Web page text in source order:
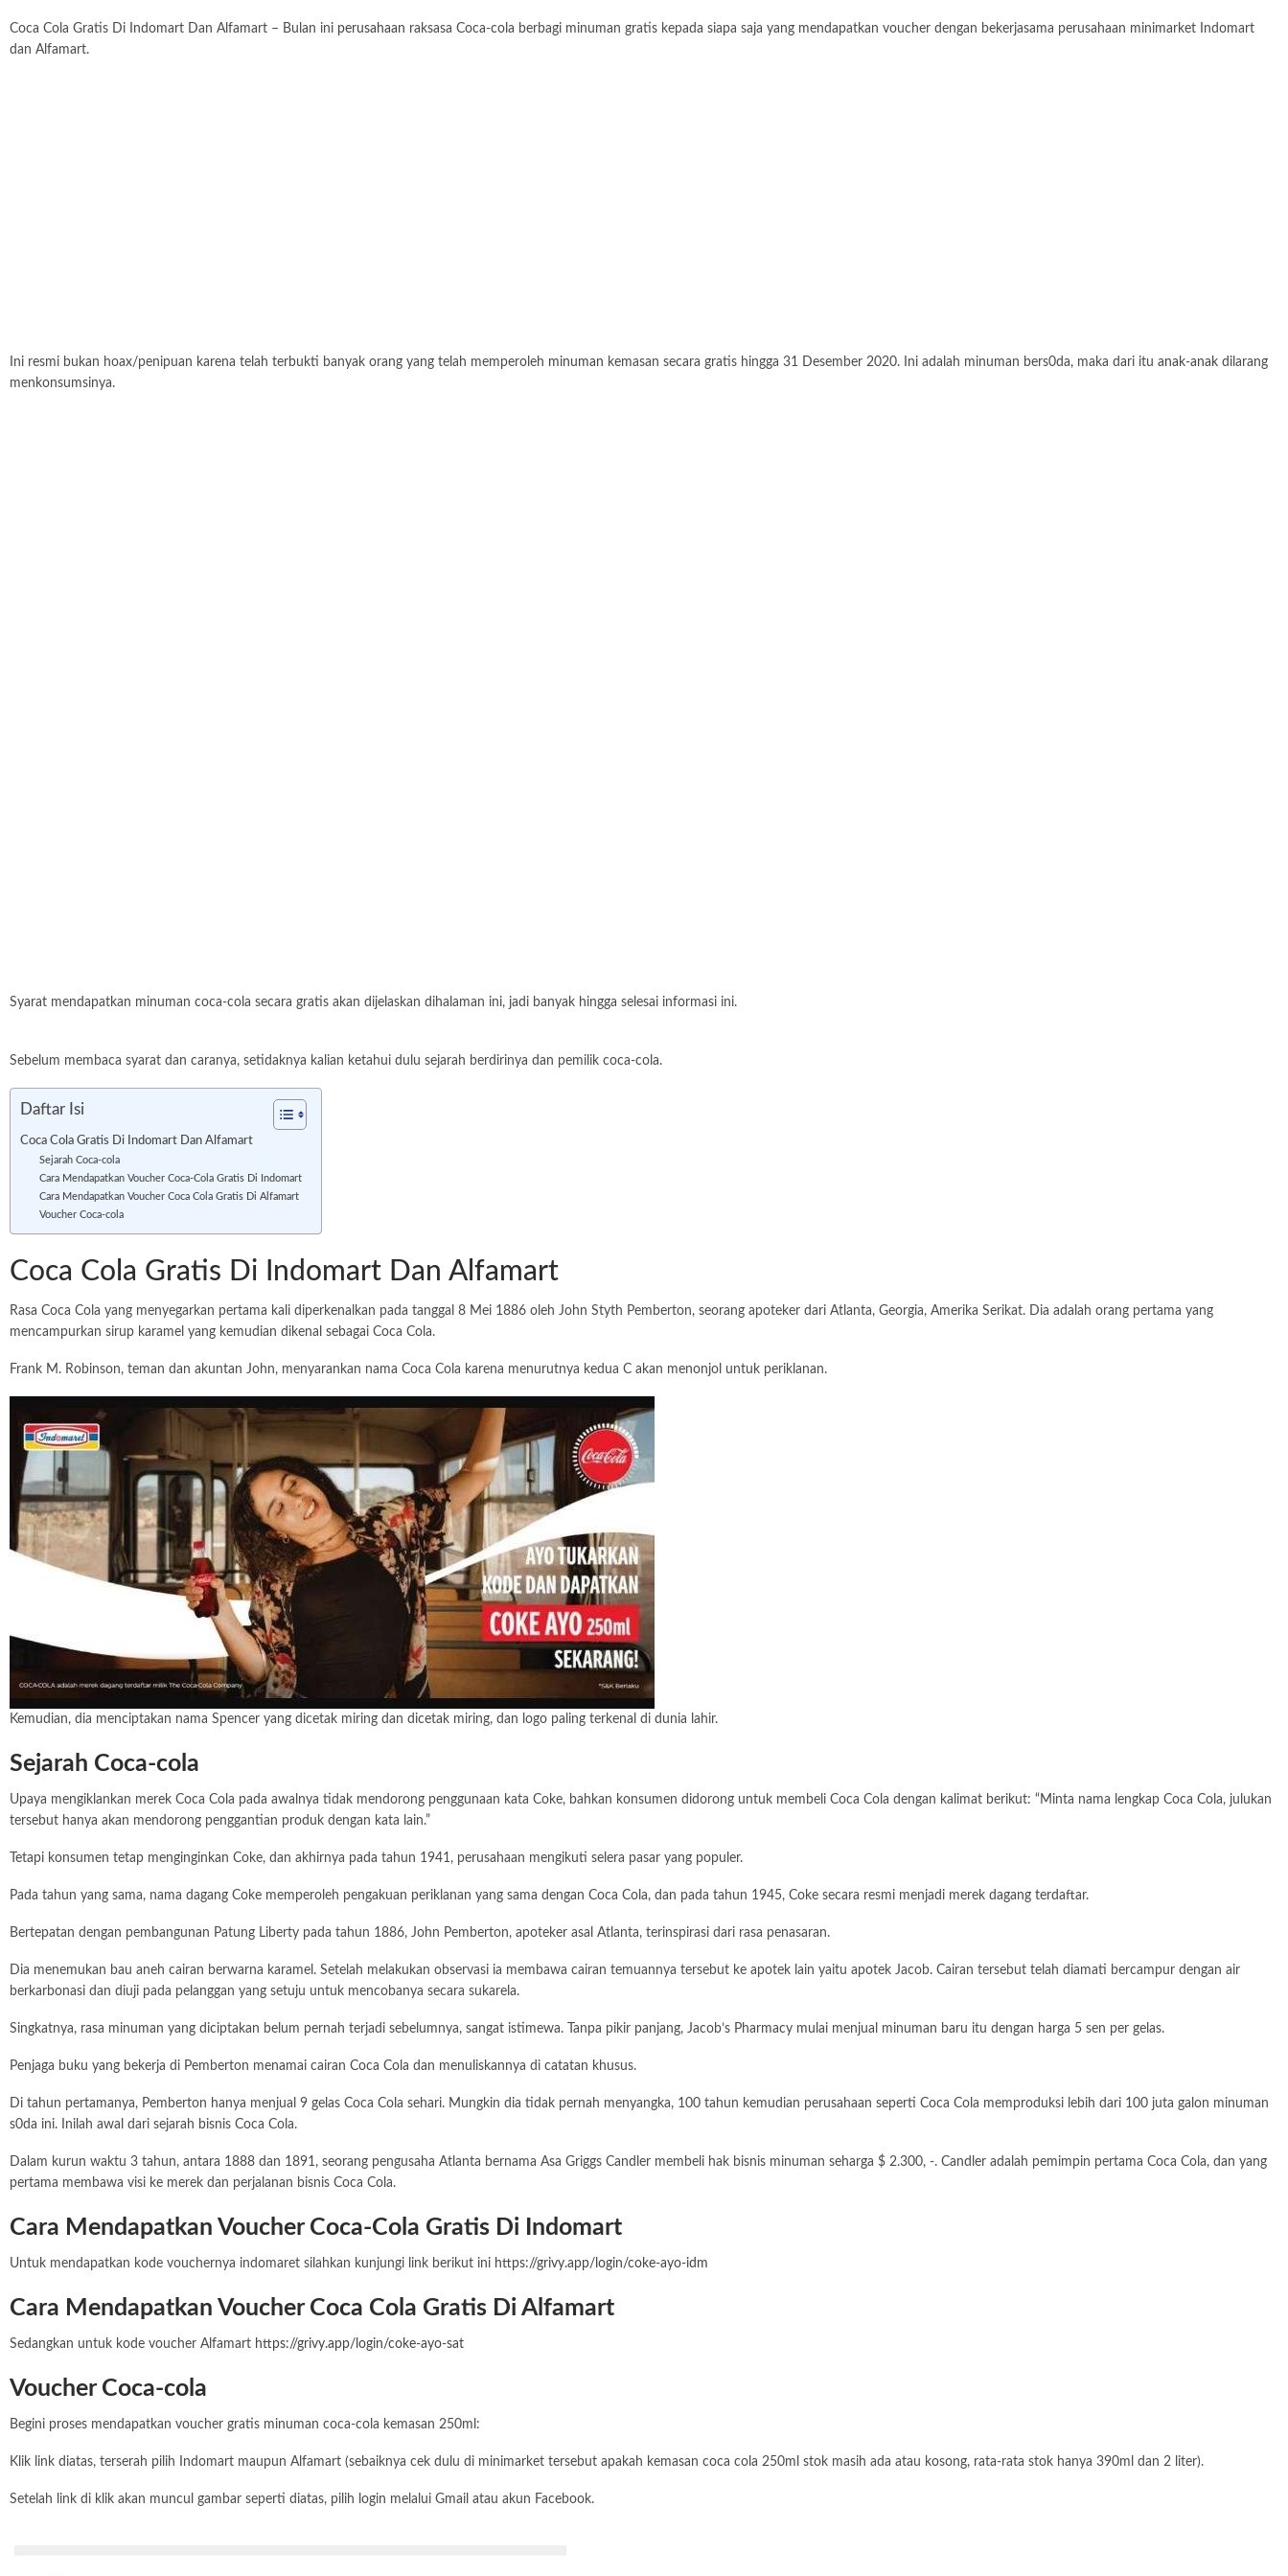
Coca Cola Gratis Di Indomart Dan Alfamart – Bulan ini perusahaan raksasa Coca-cola berbagi minuman gratis kepada siapa saja yang mendapatkan voucher dengan bekerjasama perusahaan minimarket Indomart
dan Alfamart.
Ini resmi bukan hoax/penipuan karena telah terbukti banyak orang yang telah memperoleh minuman kemasan secara gratis hingga 31 Desember 2020. Ini adalah minuman bers0da, maka dari itu anak-anak dilarang
menkonsumsinya.
Syarat mendapatkan minuman coca-cola secara gratis akan dijelaskan dihalaman ini, jadi banyak hingga selesai informasi ini.
Sebelum membaca syarat dan caranya, setidaknya kalian ketahui dulu sejarah berdirinya dan pemilik coca-cola.
Daftar Isi
Coca Cola Gratis Di Indomart Dan Alfamart
Sejarah Coca-cola
Cara Mendapatkan Voucher Coca-Cola Gratis Di Indomart
Cara Mendapatkan Voucher Coca Cola Gratis Di Alfamart
Voucher Coca-cola
Coca Cola Gratis Di Indomart Dan Alfamart
Rasa Coca Cola yang menyegarkan pertama kali diperkenalkan pada tanggal 8 Mei 1886 oleh John Styth Pemberton, seorang apoteker dari Atlanta, Georgia, Amerika Serikat. Dia adalah orang pertama yang
mencampurkan sirup karamel yang kemudian dikenal sebagai Coca Cola.
Frank M. Robinson, teman dan akuntan John, menyarankan nama Coca Cola karena menurutnya kedua C akan menonjol untuk periklanan.
Kemudian, dia menciptakan nama Spencer yang dicetak miring dan dicetak miring, dan logo paling terkenal di dunia lahir.
Sejarah Coca-cola
Upaya mengiklankan merek Coca Cola pada awalnya tidak mendorong penggunaan kata Coke, bahkan konsumen didorong untuk membeli Coca Cola dengan kalimat berikut: “Minta nama lengkap Coca Cola, julukan
tersebut hanya akan mendorong penggantian produk dengan kata lain.”
Tetapi konsumen tetap menginginkan Coke, dan akhirnya pada tahun 1941, perusahaan mengikuti selera pasar yang populer.
Pada tahun yang sama, nama dagang Coke memperoleh pengakuan periklanan yang sama dengan Coca Cola, dan pada tahun 1945, Coke secara resmi menjadi merek dagang terdaftar.
Bertepatan dengan pembangunan Patung Liberty pada tahun 1886, John Pemberton, apoteker asal Atlanta, terinspirasi dari rasa penasaran.
Dia menemukan bau aneh cairan berwarna karamel. Setelah melakukan observasi ia membawa cairan temuannya tersebut ke apotek lain yaitu apotek Jacob. Cairan tersebut telah diamati bercampur dengan air
berkarbonasi dan diuji pada pelanggan yang setuju untuk mencobanya secara sukarela.
Singkatnya, rasa minuman yang diciptakan belum pernah terjadi sebelumnya, sangat istimewa. Tanpa pikir panjang, Jacob’s Pharmacy mulai menjual minuman baru itu dengan harga 5 sen per gelas.
Penjaga buku yang bekerja di Pemberton menamai cairan Coca Cola dan menuliskannya di catatan khusus.
Di tahun pertamanya, Pemberton hanya menjual 9 gelas Coca Cola sehari. Mungkin dia tidak pernah menyangka, 100 tahun kemudian perusahaan seperti Coca Cola memproduksi lebih dari 100 juta galon minuman
s0da ini. Inilah awal dari sejarah bisnis Coca Cola.
Dalam kurun waktu 3 tahun, antara 1888 dan 1891, seorang pengusaha Atlanta bernama Asa Griggs Candler membeli hak bisnis minuman seharga $ 2.300, -. Candler adalah pemimpin pertama Coca Cola, dan yang
pertama membawa visi ke merek dan perjalanan bisnis Coca Cola.
Cara Mendapatkan Voucher Coca-Cola Gratis Di Indomart
Untuk mendapatkan kode vouchernya indomaret silahkan kunjungi link berikut ini https://grivy.app/login/coke-ayo-idm
Cara Mendapatkan Voucher Coca Cola Gratis Di Alfamart
Sedangkan untuk kode voucher Alfamart https://grivy.app/login/coke-ayo-sat
Voucher Coca-cola
Begini proses mendapatkan voucher gratis minuman coca-cola kemasan 250ml:
Klik link diatas, terserah pilih Indomart maupun Alfamart (sebaiknya cek dulu di minimarket tersebut apakah kemasan coca cola 250ml stok masih ada atau kosong, rata-rata stok hanya 390ml dan 2 liter).
Setelah link di klik akan muncul gambar seperti diatas, pilih login melalui Gmail atau akun Facebook.